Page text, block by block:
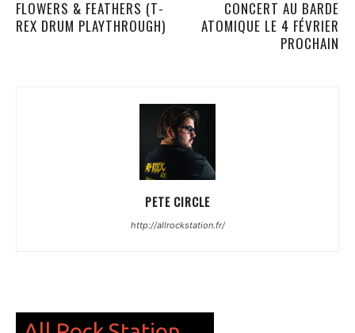
FLOWERS & FEATHERS (T-
REX DRUM PLAYTHROUGH)
CONCERT AU BARDE
ATOMIQUE LE 4 FÉVRIER
PROCHAIN
PETE CIRCLE
http://allrockstation.fr/